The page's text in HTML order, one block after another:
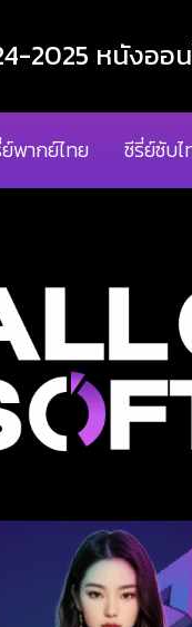
2025 หนังออ
พากย์ไทย ซีรี่ย์ซับ